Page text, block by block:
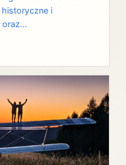
historyczne i
oraz…